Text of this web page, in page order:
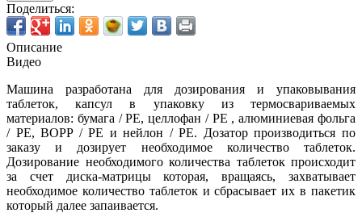
Поделиться:
Описание
Видео
Машина разработана для дозирования и упаковывания
таблеток, капсул в упаковку из термосвариваемых
материалов: бумага / PE, целлофан / PE , алюминиевая фольга
/ PE, BOPP / PE и нейлон / PE. Дозатор производиться по
заказу и дозирует необходимое количество таблеток.
Дозирование необходимого количества таблеток происходит
за счет диска-матрицы которая, вращаясь, захватывает
необходимое количество таблеток и сбрасывает их в пакетик
который далее запаивается.